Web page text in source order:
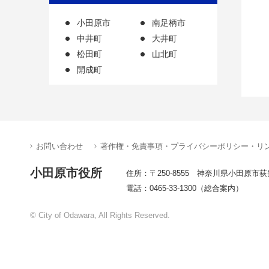
小田原市
南足柄市
中井町
大井町
松田町
山北町
開成町
お問い合わせ 著作権・免責事項・プライバシーポリシー・リ
小田原市役所
住所：〒250-8555 神奈川県小田原市荻
電話：0465-33-1300（総合案内）
© City of Odawara, All Rights Reserved.